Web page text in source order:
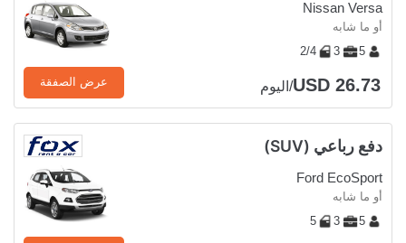
Nissan Versa
أو ما شابه
5
3
2/4
USD 26.73/اليوم عرض الصفقة
دفع رباعي (SUV)
Ford EcoSport
أو ما شابه
5
3
5